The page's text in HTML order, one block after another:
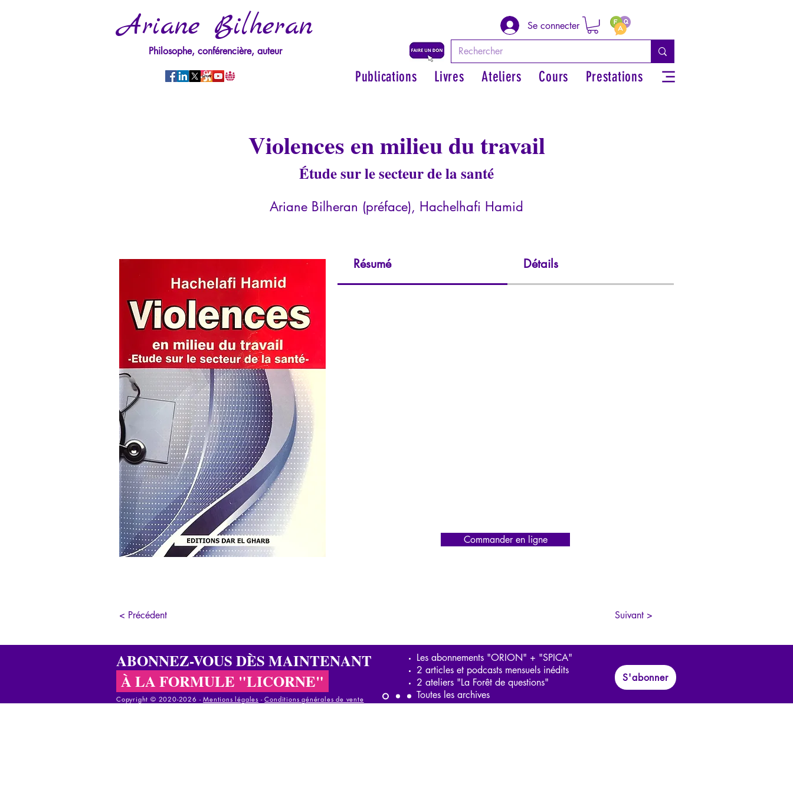
Ariane Bilheran
Philosophe, conférencière, auteur
Se connecter
Publications Livres Ateliers Cours Prestations
Violences en milieu du travail
Étude sur le secteur de la santé
Ariane Bilheran (préface), Hachelhafi Hamid
Résumé Détails
Commander en ligne
< Précédent Suivant >
ABONNEZ-VOUS DÈS MAINTENANT
À LA FORMULE "LICORNE"
Copyright © 2020-2026 - ​Mentions légales -Conditions générales de vente
Les abonnements "ORION" + "SPICA"
2 articles et podcasts mensuels inédits
2 ateliers "La Forêt de questions"
Toutes les archives
S'abonner